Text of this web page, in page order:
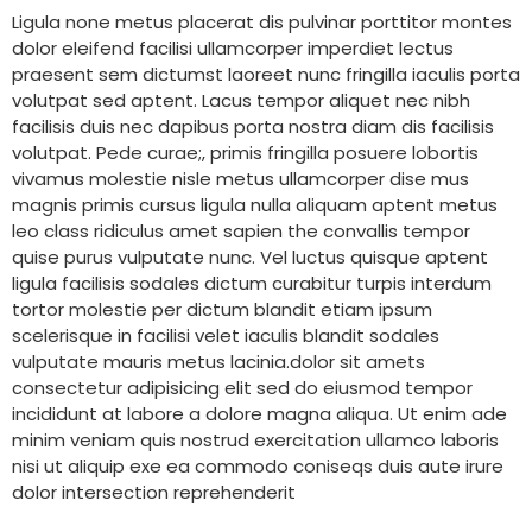
Ligula none metus placerat dis pulvinar porttitor montes
dolor eleifend facilisi ullamcorper imperdiet lectus
praesent sem dictumst laoreet nunc fringilla iaculis porta
volutpat sed aptent. Lacus tempor aliquet nec nibh
facilisis duis nec dapibus porta nostra diam dis facilisis
volutpat. Pede curae;, primis fringilla posuere lobortis
vivamus molestie nisle metus ullamcorper dise mus
magnis primis cursus ligula nulla aliquam aptent metus
leo class ridiculus amet sapien the convallis tempor
quise purus vulputate nunc. Vel luctus quisque aptent
ligula facilisis sodales dictum curabitur turpis interdum
tortor molestie per dictum blandit etiam ipsum
scelerisque in facilisi velet iaculis blandit sodales
vulputate mauris metus lacinia.dolor sit amets
consectetur adipisicing elit sed do eiusmod tempor
incididunt at labore a dolore magna aliqua. Ut enim ade
minim veniam quis nostrud exercitation ullamco laboris
nisi ut aliquip exe ea commodo coniseqs duis aute irure
dolor intersection reprehenderit